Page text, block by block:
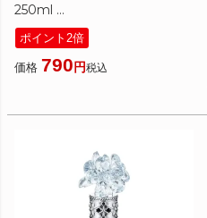
250ml
[ シャンプー ]美容室専売 美容
室 美容院 サロン 専売 ボトル
ノンシリコン カール パーマ ウ
ポイント2倍
価格 790 税込